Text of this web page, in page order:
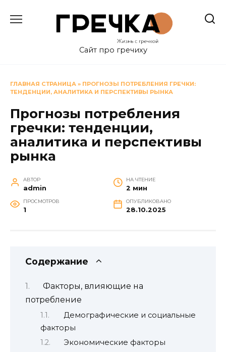
Сайт про гречиху
ГЛАВНАЯ СТРАНИЦА » ПРОГНОЗЫ ПОТРЕБЛЕНИЯ ГРЕЧКИ:
ТЕНДЕНЦИИ, АНАЛИТИКА И ПЕРСПЕКТИВЫ РЫНКА
Прогнозы потребления
гречки: тенденции,
аналитика и перспективы
рынка
АВТОР
admin
НА ЧТЕНИЕ
2 мин
ПРОСМОТРОВ
1
ОПУБЛИКОВАНО
28.10.2025
Содержание
Факторы, влияющие на
потребление
Демографические и социальные
факторы
Экономические факторы